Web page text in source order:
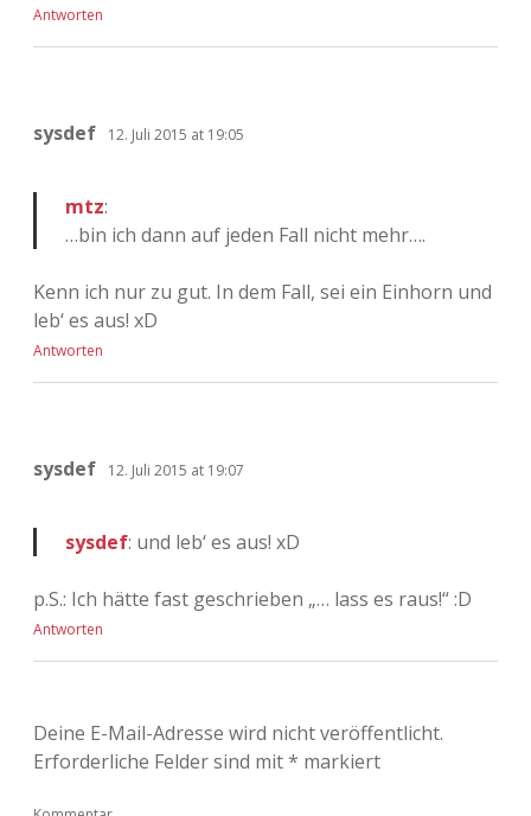
Antworten
sysdef 12. Juli 2015 at 19:05
mtz:
…bin ich dann auf jeden Fall nicht mehr….
Kenn ich nur zu gut. In dem Fall, sei ein Einhorn und
leb‘ es aus! xD
Antworten
sysdef 12. Juli 2015 at 19:07
sysdef: und leb‘ es aus! xD
p.S.: Ich hätte fast geschrieben „… lass es raus!“ :D
Antworten
Deine E-Mail-Adresse wird nicht veröffentlicht.
Erforderliche Felder sind mit* markiert